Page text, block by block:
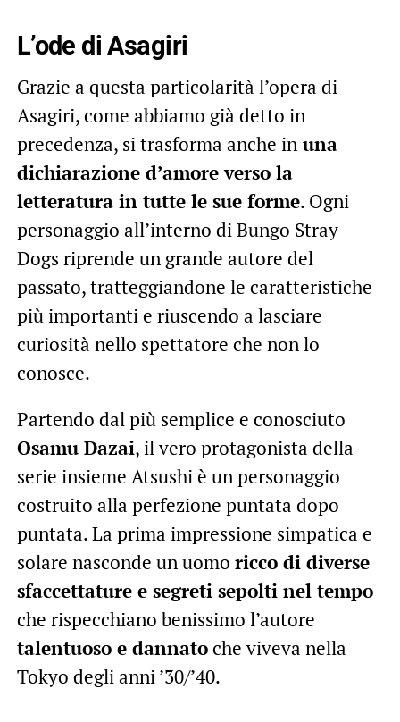
L’ode di Asagiri
Grazie a questa particolarità l’opera di
Asagiri, come abbiamo già detto in
precedenza, si trasforma anche inuna
dichiarazione d’amore verso la
letteratura in tutte le sue forme. Ogni
personaggio all’interno di Bungo Stray
Dogs riprende un grande autore del
passato, tratteggiandone le caratteristiche
più importanti e riuscendo a lasciare
curiosità nello spettatore che non lo
conosce.
Partendo dal più semplice e conosciuto
Osamu Dazai, il vero protagonista della
serie insieme Atsushi è un personaggio
costruito alla perfezione puntata dopo
puntata. La prima impressione simpatica e
solare nasconde un uomo ricco di diverse
sfaccettature e segreti sepolti nel tempo
che rispecchiano benissimo l’autore
talentuoso e dannatoche viveva nella
Tokyo degli anni ’30/’40.